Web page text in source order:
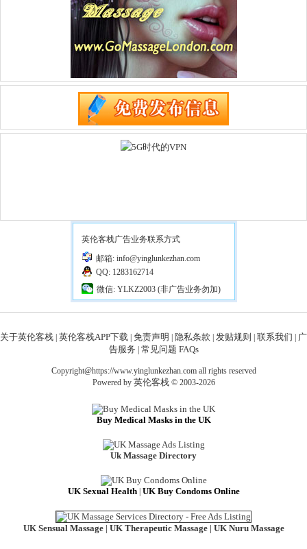
英伦客栈广告业务联系方式
邮箱: info@yinglunkezhan.com
QQ: 1283162714
微信: YLKZ2003 (非广告业务勿加)
关于英伦客栈 英伦客栈APP下载 免责声明 隐私条款 发贴规则 联系我们
广
告服务 常见问题 FAQs
Copyright@https://www.yinglunkezhan.com all rights reserved
Powered by 英伦客栈 © 2003-2026
Buy Medical Masks in the UK
Uk Massage Directory
UK Sexual Health| UK Buy Condoms Online
UK Sensual Massage| UK Therapeutic Massage| UK Nuru Massage